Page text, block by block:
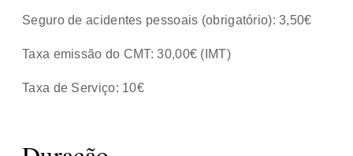
Seguro de acidentes pessoais (obrigatório): 3,50€
Taxa emissão do CMT: 30,00€ (IMT)
Taxa de Serviço: 10€